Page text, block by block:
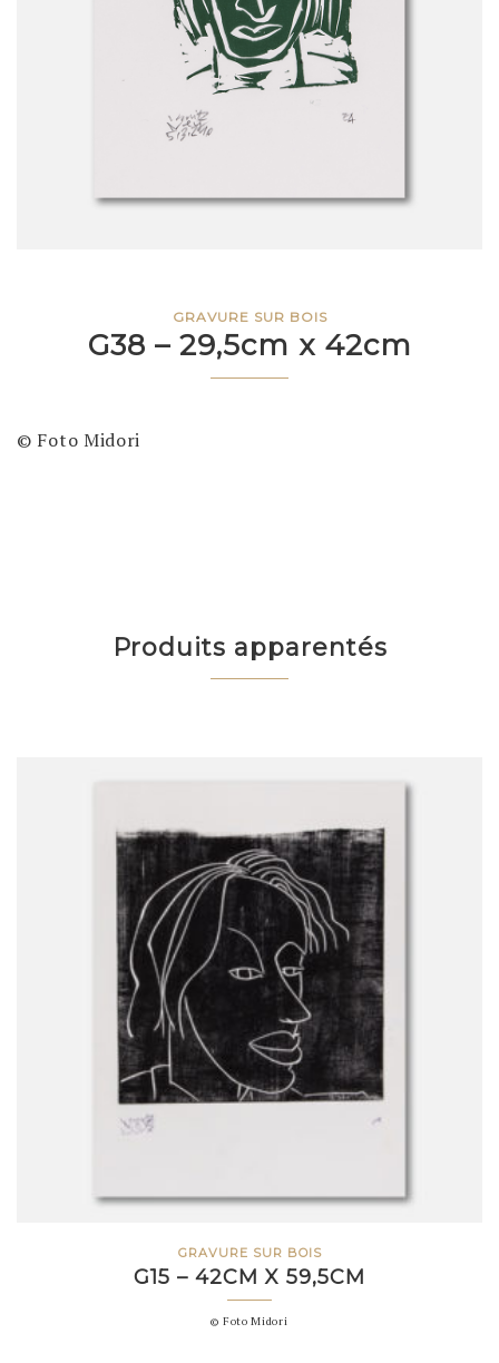
GRAVURE SUR BOIS
G38 – 29,5cm x 42cm
© Foto Midori
Produits apparentés
GRAVURE SUR BOIS
G15 – 42CM X 59,5CM
© Foto Midori